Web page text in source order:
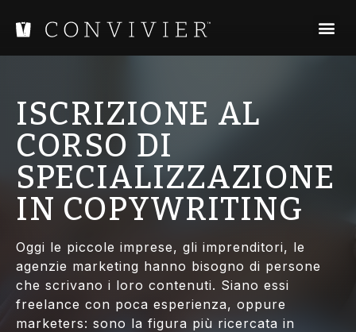
ISCRIZIONE AL
CORSO DI
SPECIALIZZAZIONE
IN COPYWRITING
Oggi le piccole imprese, gli imprenditori, le
agenzie marketing hanno bisogno di persone
che scrivano i loro contenuti. Siano essi
freelance con poca esperienza, oppure
marketers: sono la figura più ricercata in